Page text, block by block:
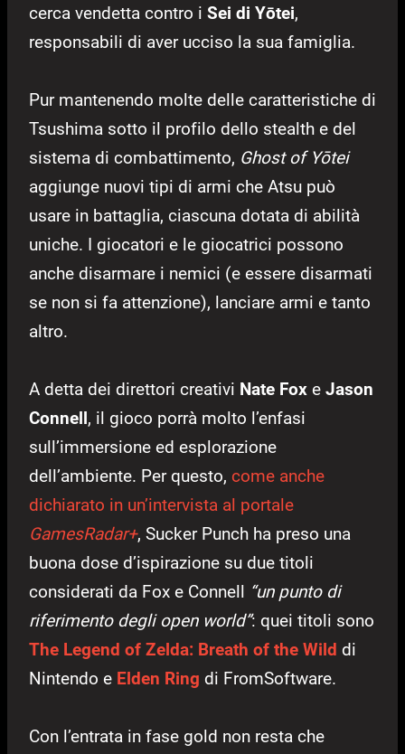
cerca vendetta contro i Sei di Yōtei,
responsabili di aver ucciso la sua famiglia.
Pur mantenendo molte delle caratteristiche di
Tsushima sotto il profilo dello stealth e del
sistema di combattimento, Ghost of Yōtei
aggiunge nuovi tipi di armi che Atsu può
usare in battaglia, ciascuna dotata di abilità
uniche. I giocatori e le giocatrici possono
anche disarmare i nemici (e essere disarmati
se non si fa attenzione), lanciare armi e tanto
altro.
A detta dei direttori creativi Nate Fox e Jason
Connell, il gioco porrà molto l’enfasi
sull’immersione ed esplorazione
dell’ambiente. Per questo, come anche
dichiarato in un’intervista al portale
GamesRadar+, Sucker Punch ha preso una
buona dose d’ispirazione su due titoli
considerati da Fox e Connell “un punto di
riferimento degli open world”: quei titoli sono
The Legend of Zelda: Breath of the Wild di
Nintendo e Elden Ring di FromSoftware.
Con l’entrata in fase gold non resta che